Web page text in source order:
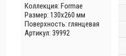
Коллекция: Formae
Размер: 130x260 мм
Поверхность: глянцевая
Артикул: 39992